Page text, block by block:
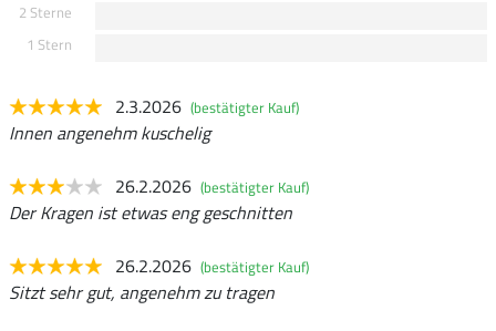
2 Sterne
1 Stern
2.3.2026 (bestätigter Kauf)
Innen angenehm kuschelig
26.2.2026 (bestätigter Kauf)
Der Kragen ist etwas eng geschnitten
26.2.2026 (bestätigter Kauf)
Sitzt sehr gut, angenehm zu tragen